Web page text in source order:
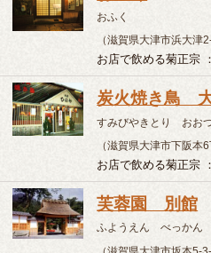
お店で飲める菊正宗 ： 上撰
しんげつ
お店で飲める菊正宗 ： 上撰
松泉
まつせん
（滋賀県大津市大将軍3丁目24-30,寿司）
お店で飲める菊正宗 ： 上撰
福寿司
ふくずし
（滋賀県大津市一里山2-1-18,寿司）
お店で飲める菊正宗 ： 上撰・生貯蔵酒